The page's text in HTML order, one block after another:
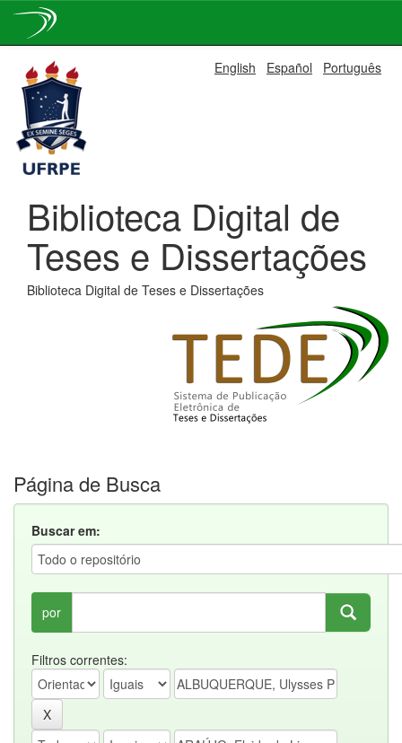
navigation
English Español Português
Biblioteca Digital de
Teses e Dissertações
Biblioteca Digital de Teses e Dissertações
Página de Busca
Buscar em:
por
Filtros correntes: